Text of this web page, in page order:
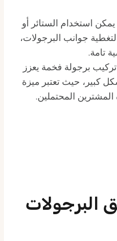
يمكن استخدام الستائر أو
لتغطية جوانب البرجولات،
تامة.
تركيب برجولة فخمة يعزز
كبير، حيث تعتبر ميزة
المشترين المحتملين.
البرجولات